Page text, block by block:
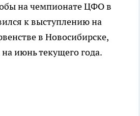
на чемпионате ЦФО в
к выступлению на
в Новосибирске,
июнь текущего года.